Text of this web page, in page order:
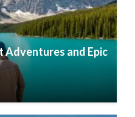
Adventures and Epic